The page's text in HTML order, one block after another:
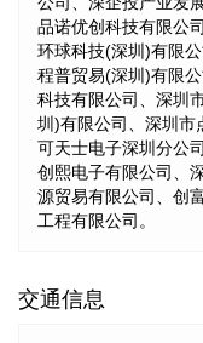
品诺优创科技有限公
环球科技(深圳)有限
程普贸易(深圳)有限
科技有限公司、深圳
圳)有限公司、深圳市
可天士电子深圳分公
创熙电子有限公司、
源贸易有限公司、创
工程有限公司。
交通信息